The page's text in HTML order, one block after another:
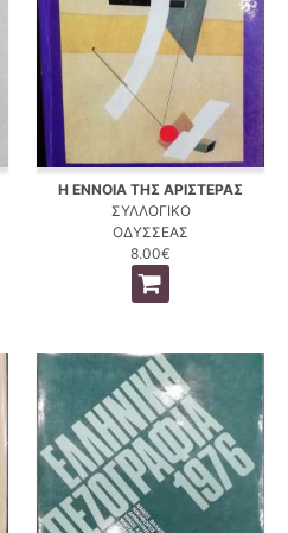
Η ΕΝΝΟΙΑ ΤΗΣ ΑΡΙΣΤΕΡΑΣ
ΣΥΛΛΟΓΙΚΟ
ΟΔΥΣΣΕΑΣ
8.00€